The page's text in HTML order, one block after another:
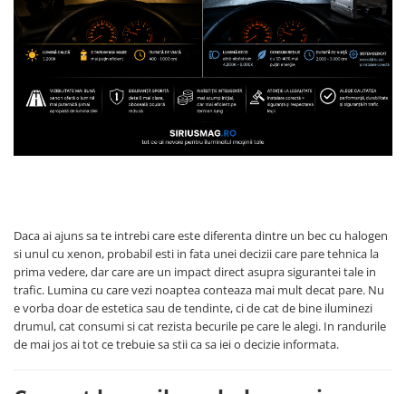
Mazda
Mercedes-Benz
Mini Cooper
Mitshubishi
Renault
Saab
Seat
Skoda
Piese interior
Butoane
Manson schimbator viteze
Senzori parcare dedicati
Grile aerisire
Camere video auto
Capace oglinzi
Jump Starter Auto
Diverse
Daca ai ajuns sa te intrebi care este diferenta dintre un bec cu halogen
si unul cu xenon, probabil esti in fata unei decizii care pare tehnica la
prima vedere, dar care are un impact direct asupra sigurantei tale in
trafic. Lumina cu care vezi noaptea conteaza mai mult decat pare. Nu
e vorba doar de estetica sau de tendinte, ci de cat de bine iluminezi
drumul, cat consumi si cat rezista becurile pe care le alegi. In randurile
de mai jos ai tot ce trebuie sa stii ca sa iei o decizie informata.